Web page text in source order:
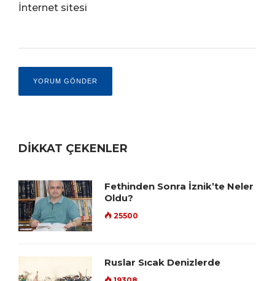
İnternet sitesi
DİKKAT ÇEKENLER
Fethinden Sonra İznik’te Neler
Oldu?
25500
Ruslar Sıcak Denizlerde